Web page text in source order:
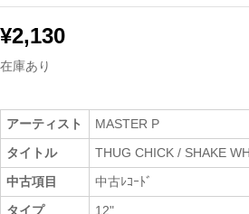
¥2,130
在庫あり
アーティスト
MASTER P
タイトル
THUG CHICK / SHAKE
中古項目
中古ﾚｺｰﾄﾞ
タイプ
12"